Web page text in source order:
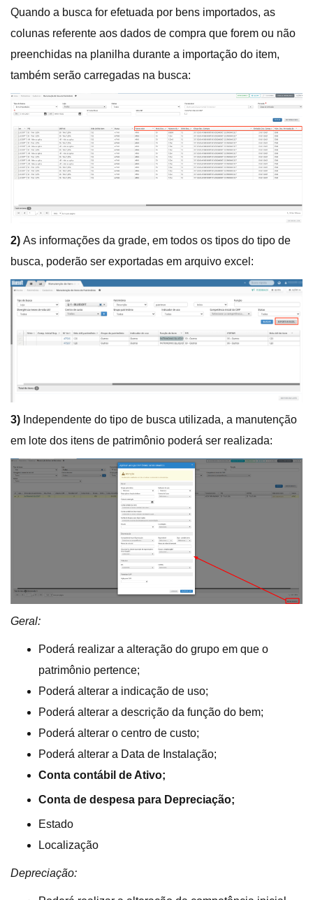
Quando a busca for efetuada por bens importados, as
colunas referente aos dados de compra que forem ou não
preenchidas na planilha durante a importação do item,
também serão carregadas na busca:
2) As informações da grade, em todos os tipos do tipo de
busca, poderão ser exportadas em arquivo excel:
3) Independente do tipo de busca utilizada, a manutenção
em lote dos itens de patrimônio poderá ser realizada:
Geral:
Poderá realizar a alteração do grupo em que o
patrimônio pertence;
Poderá alterar a indicação de uso;
Poderá alterar a descrição da função do bem;
Poderá alterar o centro de custo;
Poderá alterar a Data de Instalação;
Conta contábil de Ativo;
Conta de despesa para Depreciação;
Estado
Localização
Depreciação: